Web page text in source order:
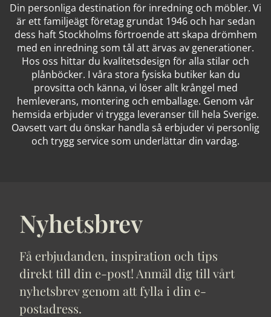
Din personliga destination för inredning och möbler. Vi
är ett familjeägt företag grundat 1946 och har sedan
dess haft Stockholms förtroende att skapa drömhem
med en inredning som tål att ärvas av generationer.
Hos oss hittar du kvalitetsdesign för alla stilar och
plånböcker. I våra stora fysiska butiker kan du
provsitta och känna, vi löser allt krångel med
hemleverans, montering och emballage. Genom vår
hemsida erbjuder vi trygga leveranser till hela Sverige.
Oavsett vart du önskar handla så erbjuder vi personlig
och trygg service som underlättar din vardag.
Nyhetsbrev
Få erbjudanden, inspiration och tips
direkt till din e-post! Anmäl dig till vårt
nyhetsbrev genom att fylla i din e-
postadress.